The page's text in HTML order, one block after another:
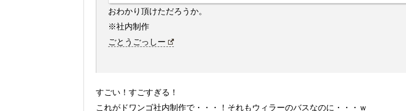
おわかり頂けただろうか。
※社内制作
ごとうごっしー
すごい！すごすぎる！
これがドワンゴ社内制作で・・・！それもウィラーのバスなのに・・・ｗ